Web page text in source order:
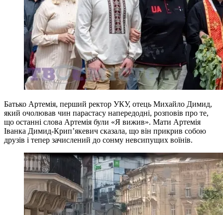
Батько Артемія, перший ректор УКУ, отець Михайло Димид,
який очолював чин парастасу напередодні, розповів про те,
що останні слова Артемія були «Я вижив». Мати Артемія
Іванка Димид-Крип’якевич сказала, що він прикрив собою
друзів і тепер зачислений до сонму невсипущих воїнів.